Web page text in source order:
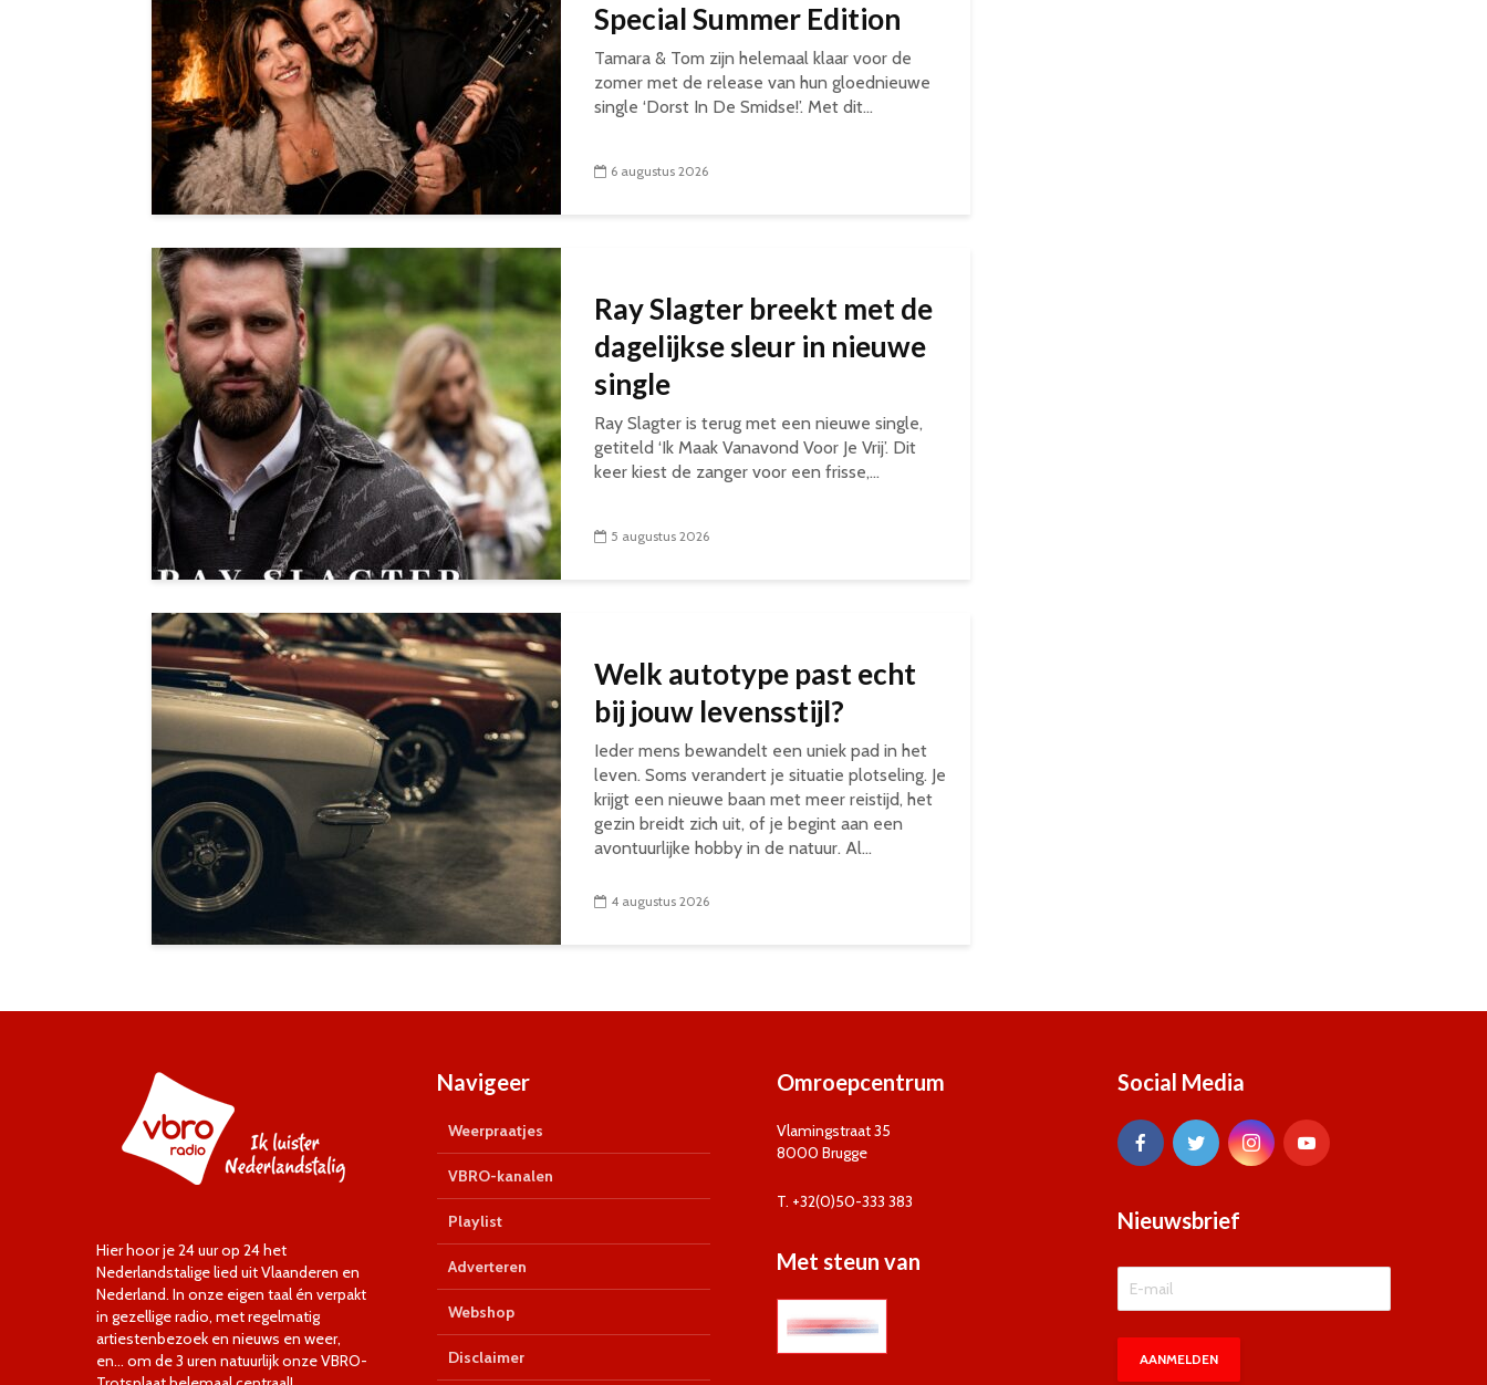
Special Summer Edition
Tamara & Tom zijn helemaal klaar voor de
zomer met de release van hun gloednieuwe
single ‘Dorst In De Smidse!’. Met dit...
6 augustus 2026
Ray Slagter breekt met de
dagelijkse sleur in nieuwe
single
Ray Slagter is terug met een nieuwe single,
getiteld ‘Ik Maak Vanavond Voor Je Vrij’. Dit
keer kiest de zanger voor een frisse,...
5 augustus 2026
Welk autotype past echt
bij jouw levensstijl?
Ieder mens bewandelt een uniek pad in het
leven. Soms verandert je situatie plotseling. Je
krijgt een nieuwe baan met meer reistijd, het
gezin breidt zich uit, of je begint aan een
avontuurlijke hobby in de natuur. Al...
4 augustus 2026
Hier hoor je 24 uur op 24 het
Nederlandstalige lied uit Vlaanderen en
Nederland. In onze eigen taal én verpakt
in gezellige radio, met regelmatig
artiestenbezoek en nieuws en weer,
en… om de 3 uren natuurlijk onze VBRO-
Navigeer
Weerpraatjes
VBRO-kanalen
Playlist
Adverteren
Webshop
Disclaimer
Omroepcentrum
Vlamingstraat 35
8000 Brugge
T. +32(0)50-333 383
Met steun van
Social Media
Nieuwsbrief